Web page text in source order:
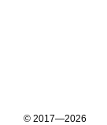
© 2017—2026